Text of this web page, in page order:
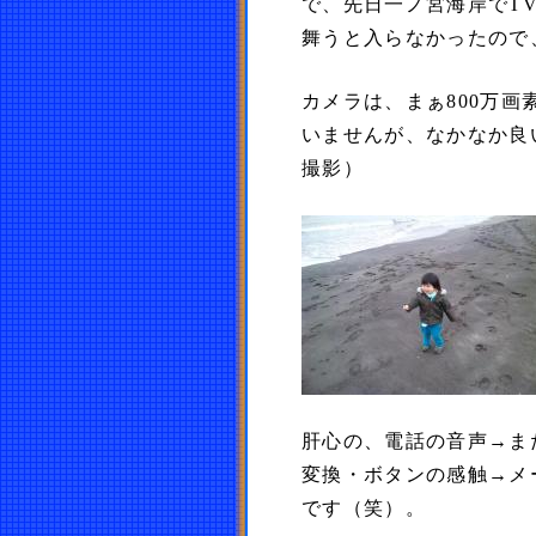
で、先日一ノ宮海岸で
舞うと入らなかったの
カメラは、まぁ800万画
いませんが、なかなか
撮影）
肝心の、電話の音声→ま
変換・ボタンの感触→メ
です（笑）。